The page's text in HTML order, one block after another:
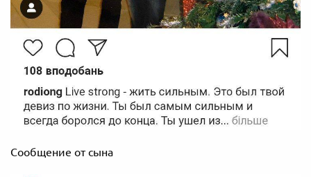
Сообщение от сына